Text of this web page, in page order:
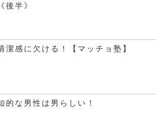
後半》
潔感に欠ける！【マッチョ塾】
的な男性は男らしい！